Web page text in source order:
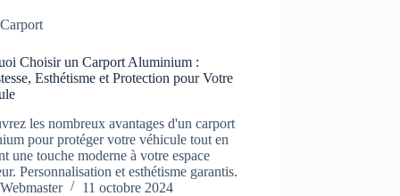
Carport
Choisir un Carport Aluminium :
Esthétisme et Protection pour Votre
les nombreux avantages d'un carport
pour protéger votre véhicule tout en
une touche moderne à votre espace
Personnalisation et esthétisme garantis.
Webmaster
11 octobre 2024